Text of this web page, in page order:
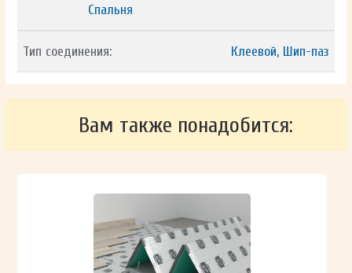
Спальня
Тип соединения: Клеевой, Шип-паз
Вам также понадобится: